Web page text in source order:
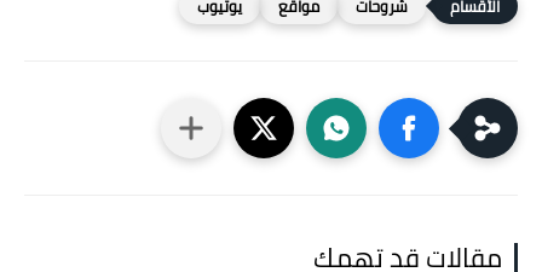
شروحات مواقع يوتيوب
مقالات قد تهمك